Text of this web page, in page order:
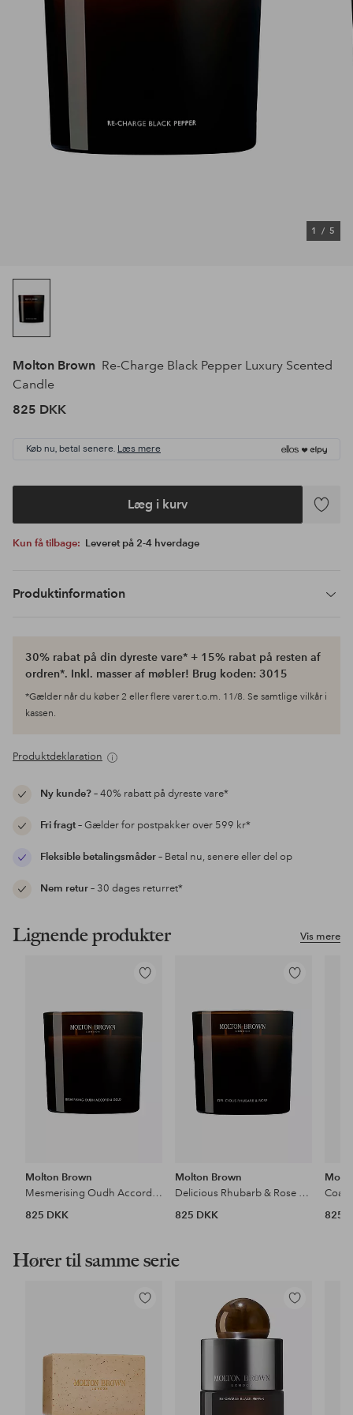
1 / 5
Molton Brown Re-Charge Black Pepper Luxury Scented
Candle
825 DKK
Køb nu, betal senere. Læs mere
Læg i kurv
Tilføj
Kun få tilbage: Leveret på 2-4 hverdage
Produktinformation
30% rabat på din dyreste vare* + 15% rabat på resten af
ordren*. Inkl. masser af møbler! Brug koden: 3015
*Gælder når du køber 2 eller flere varer t.o.m. 11/8. Se samtlige vilkår i
kassen.
Produktdeklaration
Ny kunde?– 40% rabatt på dyreste vare*
Fri fragt– Gælder for postpakker over 599 kr*
Fleksible betalingsmåder– Betal nu, senere eller del op
Nem retur– 30 dages returret*
Vis mere
Lignende produkter
Tilføj
favoritter
Molton Brown
Mesmerising Oudh Accord & Gold Luxury Scented Candle
825 DKK
Tilføj
favoritter
Molton Brown
Delicious Rhubarb & Rose Luxury Scented Candle
825 DKK
825
Hører til samme serie
Tilføj
Tilføj